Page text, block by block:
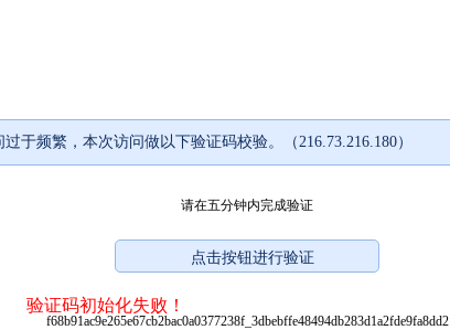
过于频繁，本次访问做以下验证码校验。（216.73.216.180）
请在五分钟内完成验证
验证码初始化失败！
f68b91ac9e265e67cb2bac0a0377238f_3dbebffe48494db283d1a2fde9fa8dd2